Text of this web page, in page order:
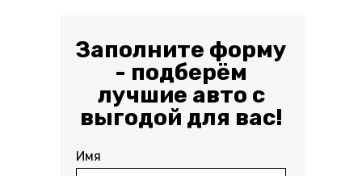
Имя
Заполните форму
- подберём
лучшие авто с
выгодой для вас!